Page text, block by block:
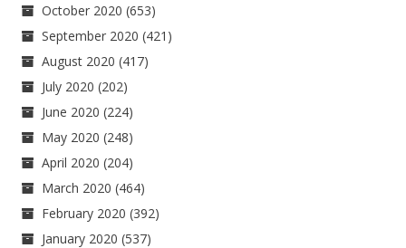
October 2020 (653)
September 2020 (421)
August 2020 (417)
July 2020 (202)
June 2020 (224)
May 2020 (248)
April 2020 (204)
March 2020 (464)
February 2020 (392)
January 2020 (537)